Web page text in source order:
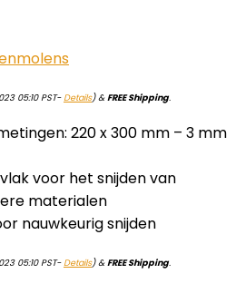
05:10 PST-Details)&FREE Shipping.
220 x 300 mm – 3 mm
voor het snijden van
materialen
nauwkeurig snijden
05:10 PST-Details)&FREE Shipping.